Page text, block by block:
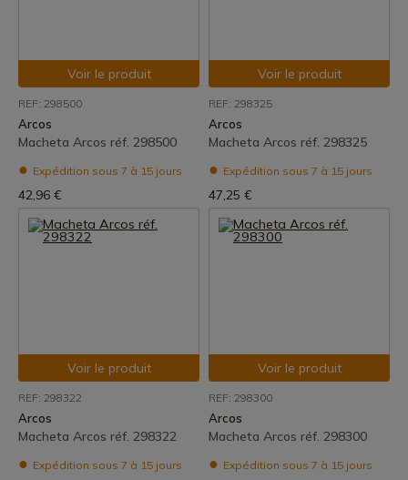
Voir le produit
REF: 298500
Arcos
Macheta Arcos réf. 298500
Expédition sous 7 à 15 jours
42,96 €
Voir le produit
REF: 298325
Arcos
Macheta Arcos réf. 298325
Expédition sous 7 à 15 jours
47,25 €
Voir le produit
REF: 298322
Arcos
Macheta Arcos réf. 298322
Expédition sous 7 à 15 jours
Voir le produit
REF: 298300
Arcos
Macheta Arcos réf. 298300
Expédition sous 7 à 15 jours